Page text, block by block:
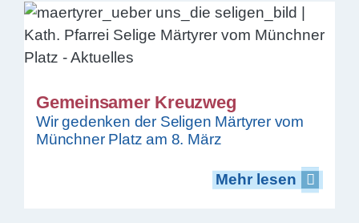
Gemeinsamer Kreuzweg
Wir gedenken der Seligen Märtyrer vom
Münchner Platz am 8. März
Mehr lesen
Mehr lesen